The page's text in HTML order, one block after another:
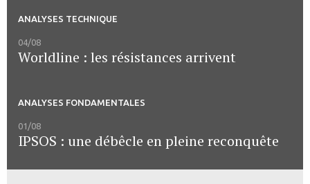
ANALYSES TECHNIQUE
04/08
Worldline : les résistances arrivent
ANALYSES FONDAMENTALES
01/08
IPSOS : une débêcle en pleine reconquête